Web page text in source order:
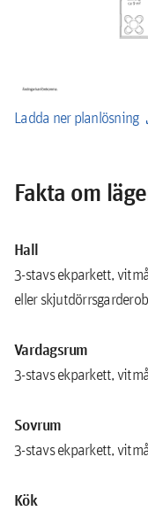
Ladda ner planlösning
Fakta om
Hall
3-stavs ekparkett,
eller
Vardagsrum
3-stavs ekparkett,
Sovrum
3-stavs ekparkett,
Kök